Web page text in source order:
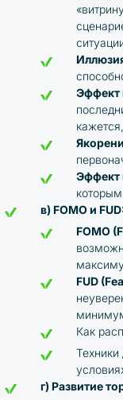
Эффект
Эффект
в) FOMO и
FOMO
FUD
Как
г) Развитие